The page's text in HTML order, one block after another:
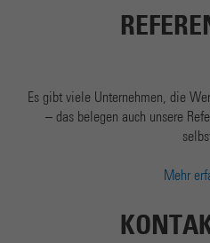
Es gibt viele Unternehmen, die
– das belegen auch unsere
Mehr